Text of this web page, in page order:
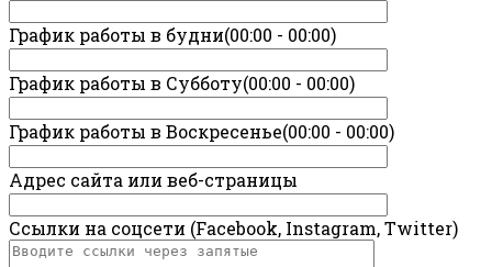
График работы в будни(00:00 - 00:00)
График работы в Субботу(00:00 - 00:00)
График работы в Воскресенье(00:00 - 00:00)
Адрес сайта или веб-страницы
Ссылки на соцсети (Facebook, Instagram, Twitter)